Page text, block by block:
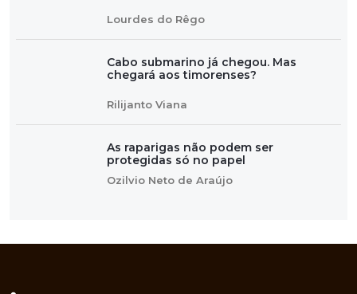
Lourdes do Rêgo
Cabo submarino já chegou. Mas
chegará aos timorenses?
Rilijanto Viana
As raparigas não podem ser
protegidas só no papel
Ozilvio Neto de Araújo